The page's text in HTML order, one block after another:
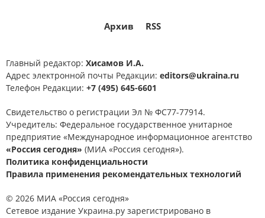
Архив RSS
Главный редактор: Хисамов И.А.
Адрес электронной почты Редакции: editors@ukraina.ru
Телефон Редакции: +7 (495) 645-6601
Свидетельство о регистрации Эл № ФС77-77914.
Учредитель: Федеральное государственное унитарное
предприятие «Международное информационное агентство
«Россия сегодня» (МИА «Россия сегодня»).
Политика конфиденциальности
Правила применения рекомендательных технологий
© 2026 МИА «Россия сегодня»
Сетевое издание Украина.ру зарегистрировано в